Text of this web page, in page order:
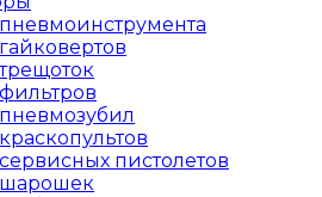
пистолетов